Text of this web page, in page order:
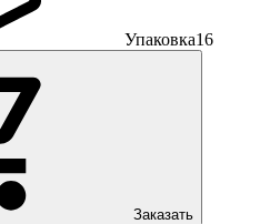
Упаковка16
Заказать